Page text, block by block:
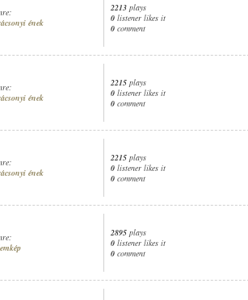
ének
2213 plays
0 listener likes it
0 comment
ének
2215 plays
0 listener likes it
0 comment
ének
2215 plays
0 listener likes it
0 comment
2895 plays
0 listener likes it
0 comment